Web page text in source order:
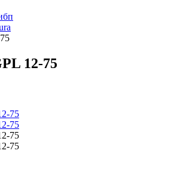
12-75